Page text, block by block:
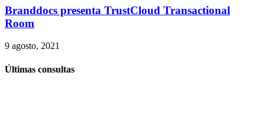
Branddocs presenta TrustCloud Transactional
Room
9 agosto, 2021
Últimas consultas